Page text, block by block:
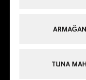
TUNA